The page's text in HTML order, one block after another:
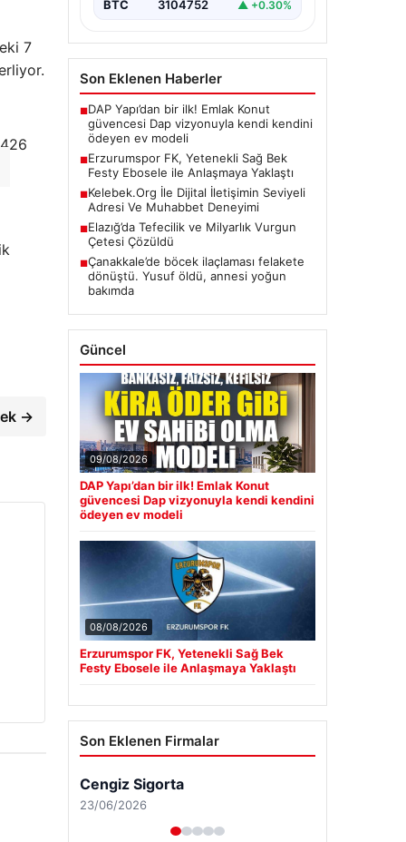
7
→
BTC 3104752 ▲ +0.30%
Son Eklenen Haberler
■DAP Yapı’dan bir ilk! Emlak Konut
güvencesi Dap vizyonuyla kendi kendini
ödeyen ev modeli
■Erzurumspor FK, Yetenekli Sağ Bek
Festy Ebosele ile Anlaşmaya Yaklaştı
■Kelebek.Org İle Dijital İletişimin Seviyeli
Adresi Ve Muhabbet Deneyimi
■Elazığ’da Tefecilik ve Milyarlık Vurgun
Çetesi Çözüldü
■Çanakkale’de böcek ilaçlaması felakete
dönüştü. Yusuf öldü, annesi yoğun
bakımda
Güncel
09/08/2026
DAP Yapı’dan bir ilk! Emlak Konut
güvencesi Dap vizyonuyla kendi kendini
ödeyen ev modeli
08/08/2026
Erzurumspor FK, Yetenekli Sağ Bek
Festy Ebosele ile Anlaşmaya Yaklaştı
Son Eklenen Firmalar